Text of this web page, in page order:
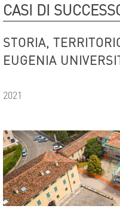
CASI DI
STORIA,
EUGENIA
2021